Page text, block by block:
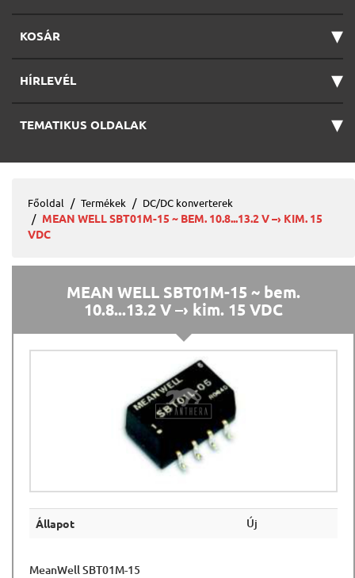
KOSÁR ▾
HÍRLEVÉL ▾
TEMATIKUS OLDALAK ▾
Főoldal Termékek DC/DC konverterek
MEAN WELL SBT01M-15 ~ BEM. 10.8...13.2 V –› KIM. 15
VDC
MEAN WELL SBT01M-15 ~ bem.
10.8...13.2 V –› kim. 15 VDC
Állapot Új
MeanWell SBT01M-15